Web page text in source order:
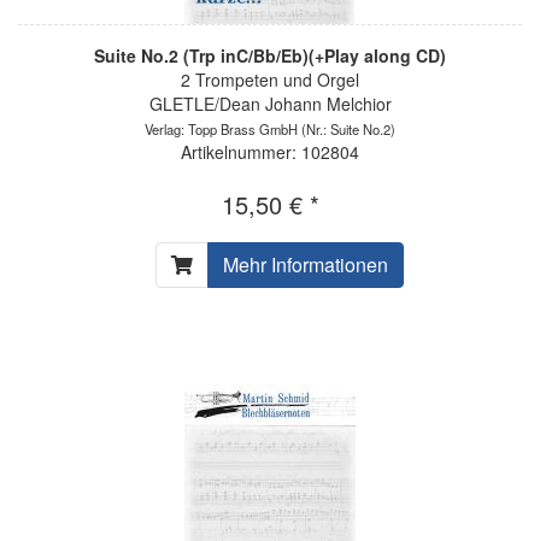
Suite No.2 (Trp inC/Bb/Eb)(+Play along CD)
2 Trompeten und Orgel
GLETLE/Dean Johann Melchior
Verlag: Topp Brass GmbH(Nr.: Suite No.2)
Artikelnummer: 102804
15,50 € *
Mehr Informationen